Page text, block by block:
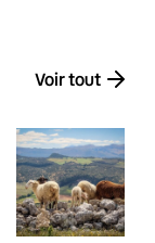
Voir tout